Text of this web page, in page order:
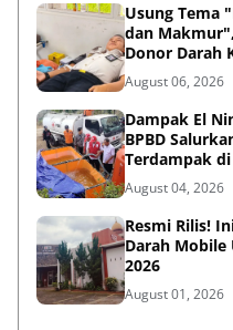
Usung Tema
dan
Donor Darah
ke-81
August 06, 2026
Dampak El
BPBD
Terdampak
August 04, 2026
Resmi Rilis!
Darah
2026
August 01, 2026